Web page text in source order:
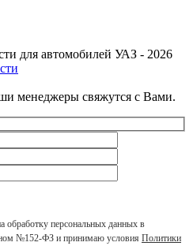
для автомобилей УАЗ - 2026
менеджеры свяжутся с Вами.
обработку персональных данных в
№152-ФЗ и принимаю условия Политики